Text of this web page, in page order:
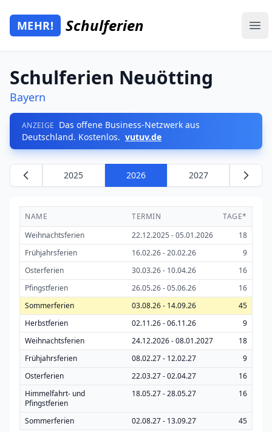
Zum Hauptinhalt springen
Mehr Schulferien
MEHR! Schulferien
Schulferien Neuötting
Bayern
ANZEIGE Das offene Business-Netzwerk aus
Deutschland. Kostenlos. vutuv.de
2025 2026 2027
NAME TERMIN
TAGE*
Weihnachtsferien
22.12.2025 - 05.01.2026
18
Frühjahrsferien
16.02.26 - 20.02.26
9
Osterferien
30.03.26 - 10.04.26
16
Pfingstferien
26.05.26 - 05.06.26
16
Sommerferien
03.08.26 - 14.09.26
45
Herbstferien
02.11.26 - 06.11.26
9
Weihnachtsferien
24.12.2026 - 08.01.2027
18
Frühjahrsferien
08.02.27 - 12.02.27
9
Osterferien
22.03.27 - 02.04.27
16
Himmelfahrt- und
Pfingstferien
18.05.27 - 28.05.27 16
Sommerferien 02.08.27 - 13.09.27
45